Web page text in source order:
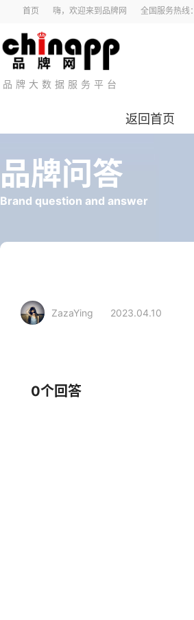
首页 嗨，欢迎来到品牌网 全国服务热线：
品牌大数据服务平台
返回首页
品牌问答
Brand question and answer
ZazaYing 2023.04.10
0个回答